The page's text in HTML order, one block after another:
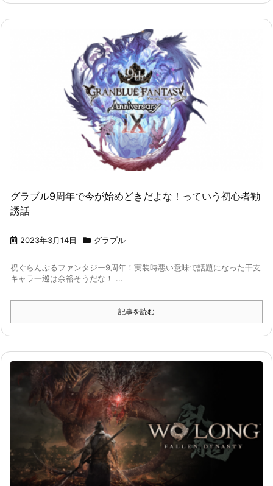
グラブル9周年で今が始めどきだよな！っていう初心者勧
誘話
2023年3月14日 グラブル
祝ぐらんぶるファンタジー9周年！実装時悪い意味で話題になった干支
キャラ一巡は余裕そうだな！ ...
記事を読む